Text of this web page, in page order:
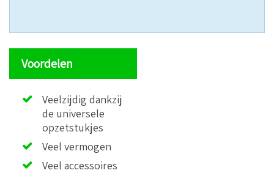
Voordelen
Veelzijdig dankzij
de universele
opzetstukjes
Veel vermogen
Veel accessoires